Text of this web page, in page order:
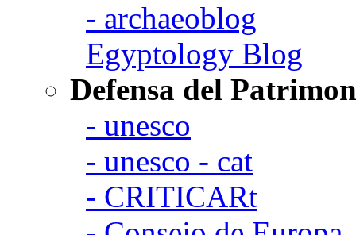
- archaeoblog
Egyptology Blog
Defensa del
- unesco
- unesco - cat
- CRITICARt